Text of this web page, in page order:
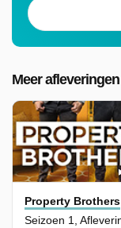
Meer afleveringen
Property Brothers